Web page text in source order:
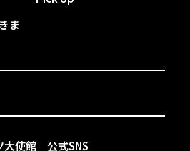
大使館 公式SNS
ま